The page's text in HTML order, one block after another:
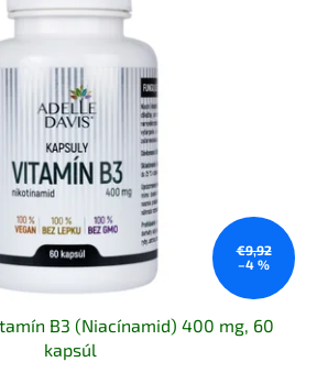
€9,92
–4 %
B3 (Niacínamid) 400 mg, 60
kapsúl